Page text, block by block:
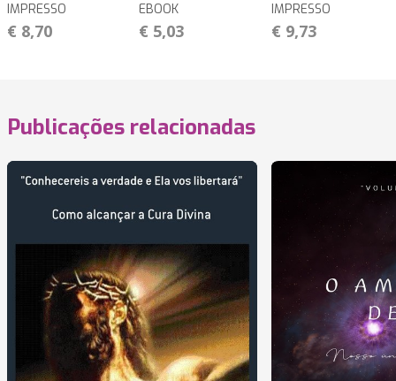
IMPRESSO
€ 8,70
EBOOK
€ 5,03
IMPRESSO
€ 9,73
Publicações relacionadas